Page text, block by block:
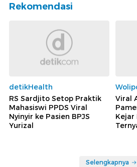
Rekomendasi
detikHealth
RS Sardjito Setop Praktik
Mahasiswi PPDS Viral
Nyinyir ke Pasien BPJS
Yurizal
Viral
Kejar
Selengkapnya